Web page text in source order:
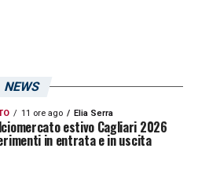
NEWS
11 ore ago Elia Serra
estivo Cagliari 2026
in entrata e in uscita